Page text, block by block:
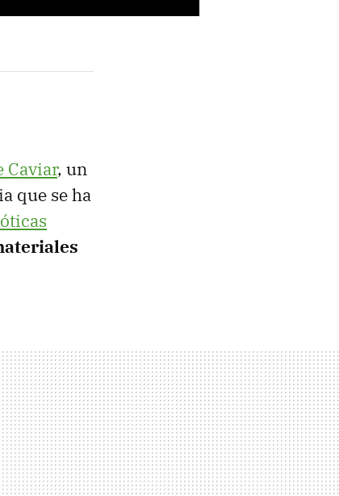
Caviar, un
que se ha